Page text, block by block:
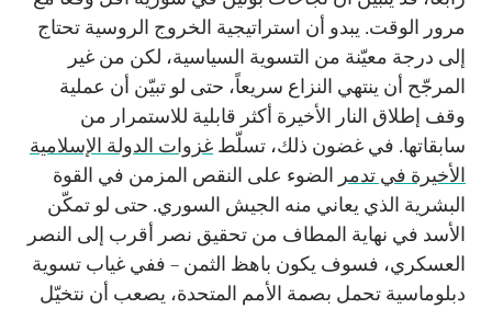
مرور الوقت. يبدو أن استراتيجية الخروج الروسية تحتاج
إلى درجة معيّنة من التسوية السياسية، لكن من غير
المرجّح أن ينتهي النزاع سريعاً، حتى لو تبيّن أن عملية
وقف إطلاق النار الأخيرة أكثر قابلية للاستمرار من
سابقاتها. في غضون ذلك، تسلّط غزوات الدولة الإسلامية
الأخيرة في تدمر الضوء على النقص المزمن في القوة
البشرية الذي يعاني منه الجيش السوري. حتى لو تمكّن
الأسد في نهاية المطاف من تحقيق نصر أقرب إلى النصر
العسكري، فسوف يكون باهظ الثمن – ففي غياب تسوية
دبلوماسية تحمل بصمة الأمم المتحدة، يصعب أن نتخيّل